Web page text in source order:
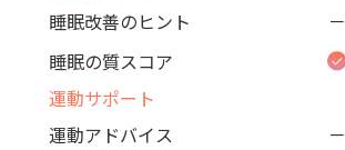
睡眠改善のヒント
－
睡眠の質スコア
運動サポート
運動アドバイス
－